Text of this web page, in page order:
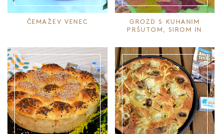
ČEMAŽEV VENEC
GROZD S KUHANIM
PRŠUTOM, SIROM IN